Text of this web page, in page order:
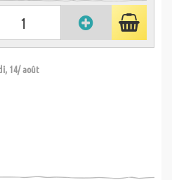
14/ août